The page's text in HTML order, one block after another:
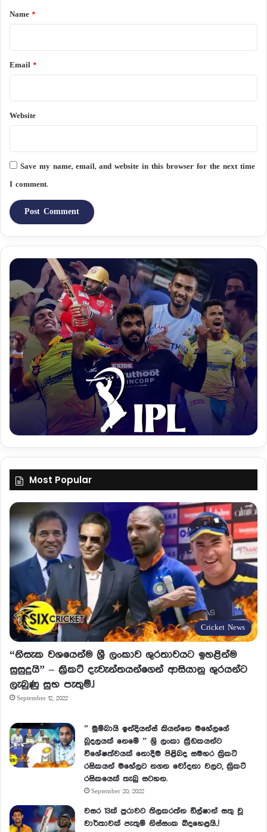
*Name *
Email *
Website
Save my name, email, and website in this browser for the next time
I comment.
Most Popular
Cricket News
“නිසැක වශයෙන්ම ශ්‍රී ලංකාව ශුරතාවයට ඉහළින්ම
සුසුදුයි” – ක්‍රිකට් දැවැන්තයන්ගෙන් ආසියානු ශුරයන්ට
ලැබුණු සුභ පැතුම්.!
September 12, 2022
” මුම්බායි ඉන්දියන්ස් කියන්නෙ මහේලගේ
බූදලයක් නෙමේ ” ශ්‍රි ලංකා ක්‍රීඩකයන්ට
විශේෂත්වයක් නොදීම පිළිබද සමහර ක්‍රිකට්
රසිකයන් මහේලට නගන චෝදනා වලට, ක්‍රිකට්
රසිකයෙක් තැබු සටහන.
September 20, 2022
වසර 13ක් පුරාවට තිලකරත්න ඩිල්ෂාන් සතු වූ
වාර්තාවක් පැතුම් නිස්සංක බිදහෙළයි..!